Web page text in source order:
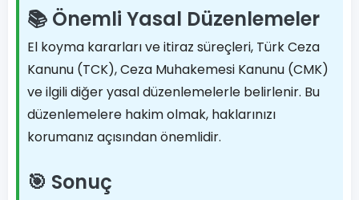
📚 Önemli Yasal Düzenlemeler
El koyma kararları ve itiraz süreçleri, Türk Ceza
Kanunu (TCK), Ceza Muhakemesi Kanunu (CMK)
ve ilgili diğer yasal düzenlemelerle belirlenir. Bu
düzenlemelere hakim olmak, haklarınızı
korumanız açısından önemlidir.
🎯 Sonuç